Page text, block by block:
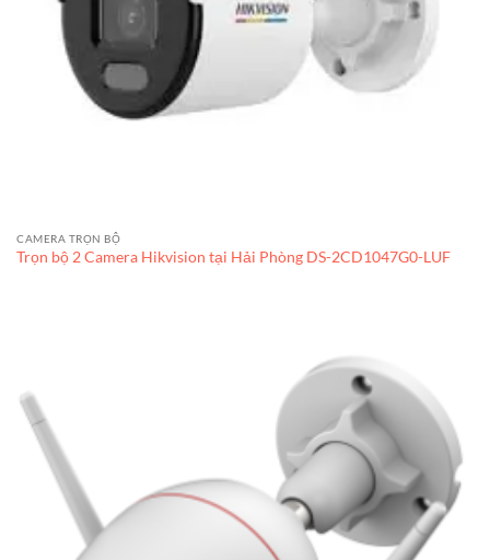
CAMERA TRỌN BỘ
Trọn bộ 2 Camera Hikvision tại Hải Phòng DS-2CD1047G0-LUF